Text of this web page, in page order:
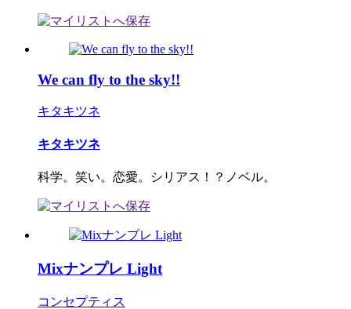
We can fly to the sky!!
キタキツネ
キタキツネ
科学。笑い。恋愛。シリアス！？ノベル。
Mixナンプレ Light
コンセプティス